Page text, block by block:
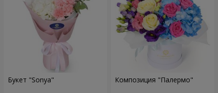
Букет "Sonya" Композиция "Палермо"